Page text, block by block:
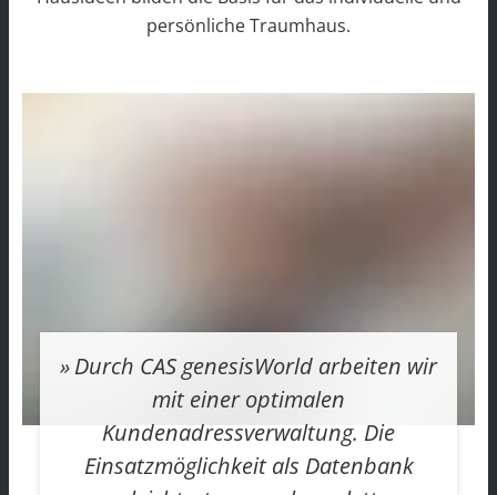
persönliche Traumhaus.
Durch CAS genesisWorld arbeiten wir
mit einer optimalen
Kundenadressverwaltung. Die
Einsatzmöglichkeit als Datenbank